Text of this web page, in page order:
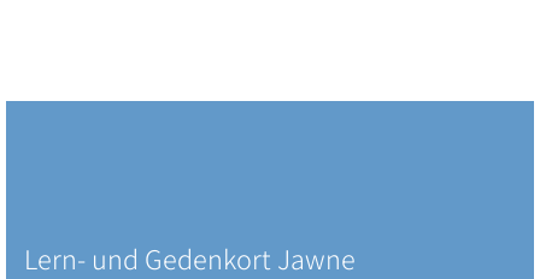
Lern- und Gedenkort Jawne